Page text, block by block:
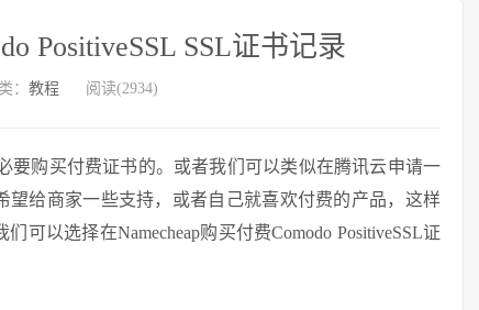
PositiveSSL SSL证书记录
： 教程 阅读(2934)
购买付费证书的。或者我们可以类似在腾讯云申请一
给商家一些支持，或者自己就喜欢付费的产品，这样
可以选择在Namecheap购买付费Comodo PositiveSSL证